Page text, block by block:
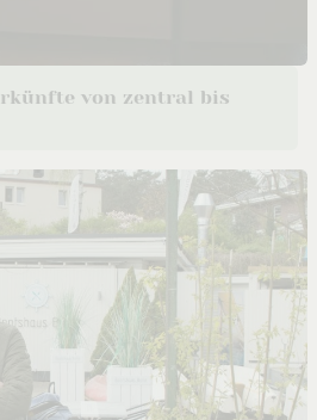
von zentral bis